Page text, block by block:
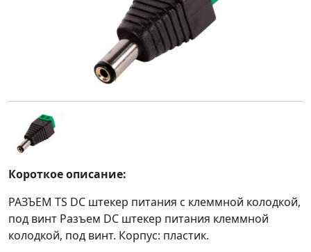
Короткое описание:
РАЗЪЕМ TS DC штекер питания с клеммной колодкой,
под винт Разъем DC штекер питания клеммной
колодкой, под винт. Корпус: пластик.